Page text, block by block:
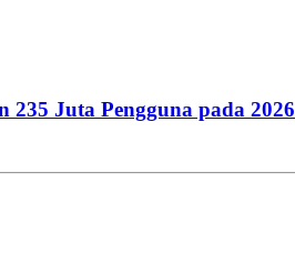
235 Juta Pengguna pada 2026